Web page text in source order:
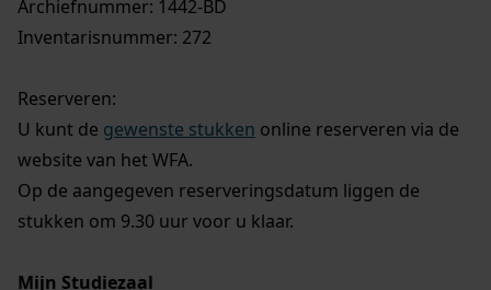
Archiefnummer: 1442-BD
Inventarisnummer: 272
Reserveren:
U kunt de gewenste stukken online reserveren via de
website van het WFA.
Op de aangegeven reserveringsdatum liggen de
stukken om 9.30 uur voor u klaar.
Mijn Studiezaal